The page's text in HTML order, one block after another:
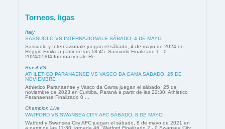
Torneos, ligas
Italy
SASSUOLO VS INTERNAZIONALE SÁBADO, 4 DE MAYO
Sassuolo y Internazionale juegan el sábado, 4 de mayo de 2024 en
Reggio Emilia a partir de las 18:45. Sassuolo Finalizado 1 - 0
2024/05/04 Internazionale Re...
Brasil VS
ATHLETICO PARANAENSE VS VASCO DA GAMA SÁBADO, 25 DE
NOVIEMBRE
Athletico Paranaense y Vasco da Gama juegan el sábado, 25 de
noviembre de 2023 en Curitiba, Paraná a partir de las 22:30. Athletico
Paranaense Finalizado 0 ...
Champion Live
WATFORD VS SWANSEA CITY AFC SÁBADO, 8 DE MAYO
Watford y Swansea City AFC juegan el sábado, 8 de mayo de 2021 en